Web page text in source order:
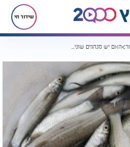
שידור חי
האם יש מנהגים שונים לכפרות בין ספרדים לאשכנזים?